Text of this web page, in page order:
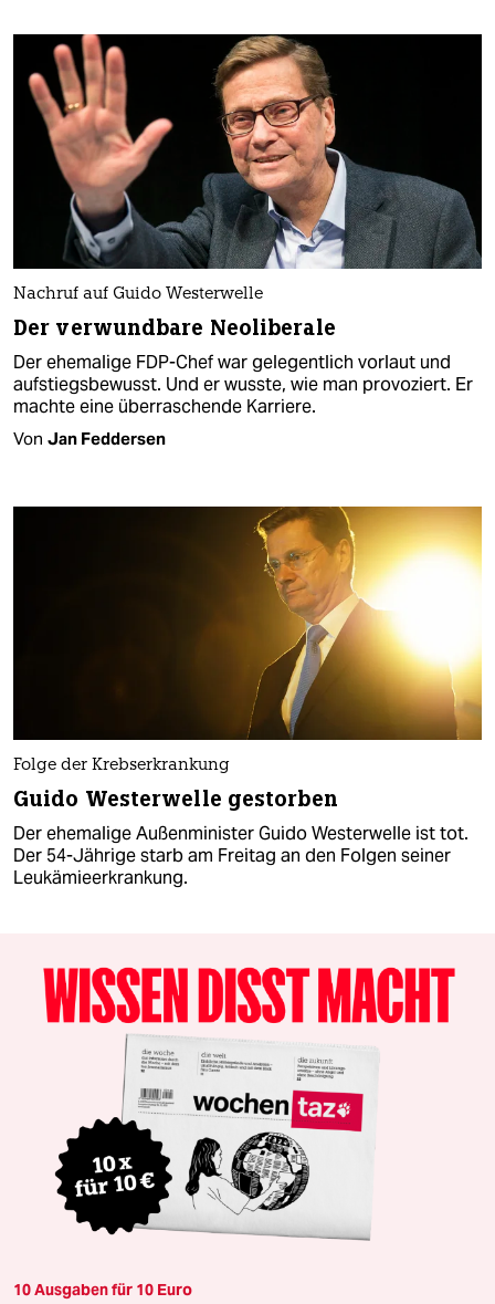
Nachruf auf Guido Westerwelle
Der verwundbare Neoliberale
Der ehemalige FDP-Chef war gelegentlich vorlaut und
aufstiegsbewusst. Und er wusste, wie man provoziert. Er
machte eine überraschende Karriere.
Von Jan Feddersen
Folge der Krebserkrankung
Guido Westerwelle gestorben
Der ehemalige Außenminister Guido Westerwelle ist tot.
Der 54-Jährige starb am Freitag an den Folgen seiner
Leukämieerkrankung.
10 Ausgaben für 10 Euro